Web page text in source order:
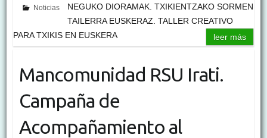
Noticias
NEGUKO DIORAMAK. TXIKIENTZAKO SORMEN
TAILERRA EUSKERAZ. TALLER CREATIVO
PARA TXIKIS EN EUSKERA
leer más
Mancomunidad RSU Irati.
Campaña de
Acompañamiento al